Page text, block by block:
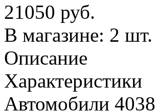
21050 руб.
В магазине: 2 шт.
Описание
Характеристики
Автомобили 4038